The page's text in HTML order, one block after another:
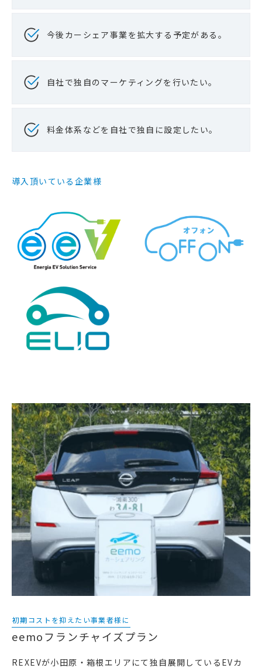
今後カーシェア事業を拡大する予定がある。
自社で独自のマーケティングを行いたい。
料金体系などを自社で独自に設定したい。
導入頂いている企業様
初期コストを抑えたい事業者様に
eemoフランチャイズプラン
REXEVが小田原・箱根エリアにて独自展開しているEVカ